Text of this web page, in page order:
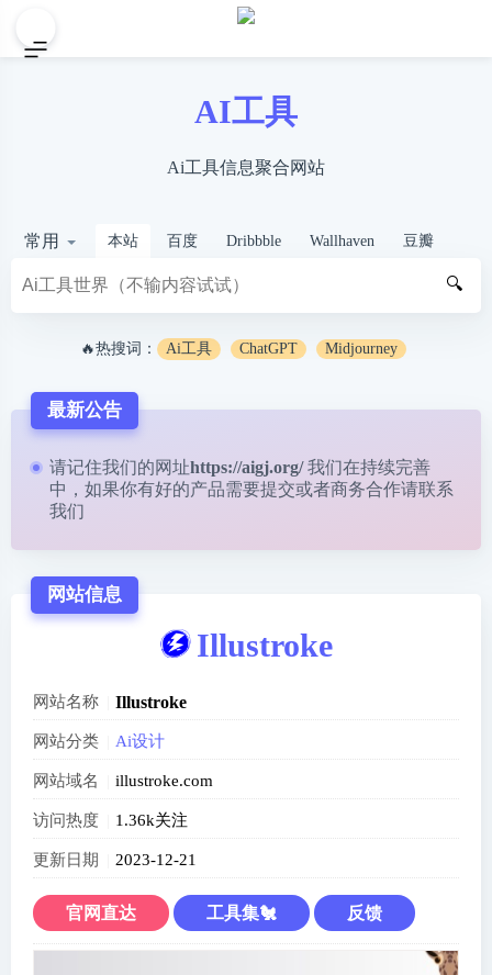
AI工具
Ai工具信息聚合网站
常用 本站 百度 Dribbble Wallhaven 豆瓣
🔍
🔥热搜词： Ai工具 ChatGPT Midjourney
最新公告
请记住我们的网址https://aigj.org/ 我们在持续完善
中，如果你有好的产品需要提交或者商务合作请联系
我们
网站信息
Illustroke
网站名称 Illustroke
网站分类 Ai设计
网站域名 illustroke.com
访问热度 1.36k关注
更新日期 2023-12-21
官网直达 工具集🐔 反馈